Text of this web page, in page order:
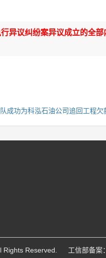
异议纠纷案异议成立的全部
成功为科泓石油公司追回工程欠
Rights Reserved. 工信部备案：